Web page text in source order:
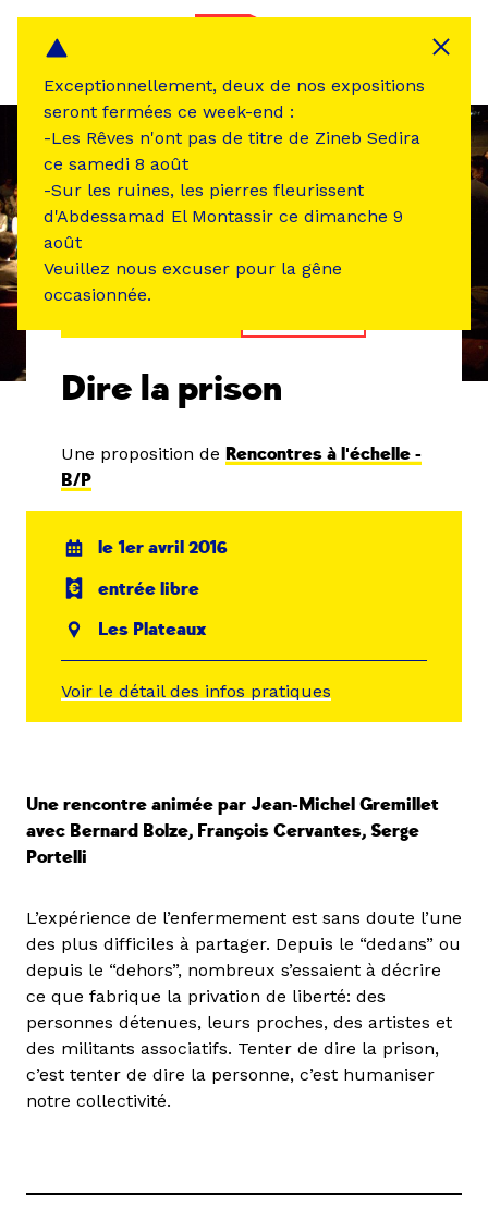
Dire la prison
Une proposition de Rencontres à l'échelle -
B/P
le 1er avril 2016
entrée libre
Les Plateaux
Voir le détail des infos pratiques
Une rencontre animée par Jean-Michel Gremillet
avec Bernard Bolze, François Cervantes, Serge
Portelli
L’expérience de l’enfermement est sans doute l’une
des plus difficiles à partager. Depuis le “dedans” ou
depuis le “dehors”, nombreux s’essaient à décrire
ce que fabrique la privation de liberté: des
personnes détenues, leurs proches, des artistes et
des militants associatifs. Tenter de dire la prison,
c’est tenter de dire la personne, c’est humaniser
notre collectivité.
Exceptionnellement, deux de nos expositions
seront fermées ce week-end :
-Les Rêves n'ont pas de titre de Zineb Sedira
ce samedi 8 août
-Sur les ruines, les pierres fleurissent
d'Abdessamad El Montassir ce dimanche 9
août
Veuillez nous excuser pour la gêne
occasionnée.
Panneau de gestion des cookies